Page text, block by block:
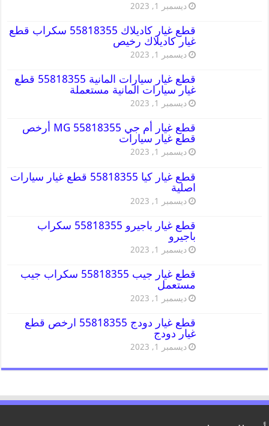
ديسمبر 1, 2023
قطع غيار كاديلاك 55818355 سكراب قطع
غيار كاديلاك رخيص
ديسمبر 1, 2023
قطع غيار سيارات المانية 55818355 قطع
غيار سيارات المانية مستعملة
ديسمبر 1, 2023
قطع غيار أم جي MG 55818355 أرخص
قطع غيار سيارات
ديسمبر 1, 2023
قطع غيار كيا 55818355 قطع غيار سيارات
اصلية
ديسمبر 1, 2023
قطع غيار باجيرو 55818355 سكراب
باجيرو
ديسمبر 1, 2023
قطع غيار جيب 55818355 سكراب جيب
مستعمل
ديسمبر 1, 2023
قطع غيار دودج 55818355 ارخص قطع
غيار دودج
ديسمبر 1, 2023